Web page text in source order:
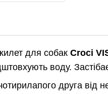
для собак Croci
воду.
друга від